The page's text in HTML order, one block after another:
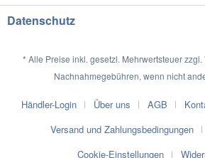
Datenschutz
* Alle Preise inkl. gesetzl. Mehrwertsteuer zzgl.
Nachnahmegebühren, wenn nicht
Händler-Login Über uns AGB
Versand und Zahlungsbedingungen
Cookie-Einstellungen